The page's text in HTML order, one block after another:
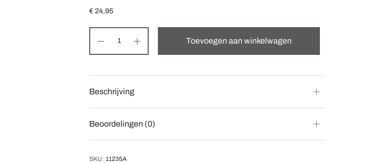
€ 24,95
Toevoegen aan winkelwagen
Beschrijving
Beoordelingen (0)
SKU: 11235A